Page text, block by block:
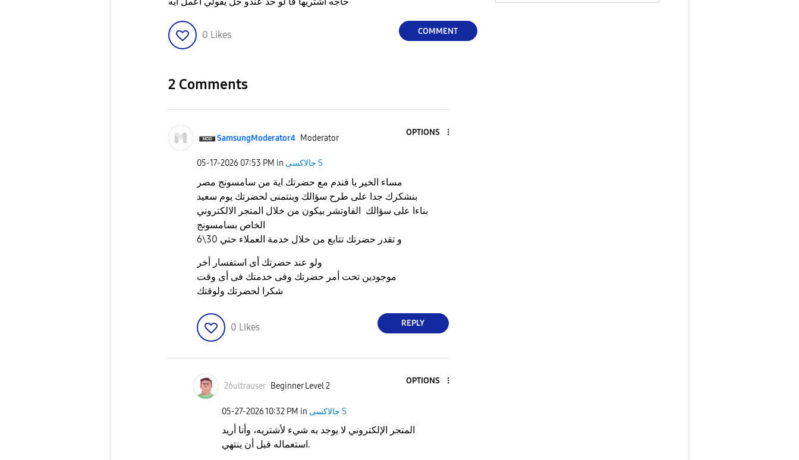
0 Likes COMMENT
2 Comments
SamsungModerator4 Moderator
OPTIONS
‎05-17-2026 07:53 PM in جالاكسى S
مساء الخير يا فندم مع حضرتك اية من سامسونج مصر
بنشكرك جدا على طرح سؤالك وبنتمنى لحضرتك يوم سعيد
بناءا على سؤالك الفاوتشر بيكون من خلال المتجر الالكتروني
الخاص بسامسونج
و تقدر حضرتك تتابع من خلال خدمة العملاء حتي 30\6
ولو عند حضرتك أى استفسار أخر
موجودين تحت أمر حضرتك وفى خدمتك فى أى وقت
شكرا لحضرتك ولوقتك
0 Likes REPLY
26ultrauser Beginner Level 2
OPTIONS
‎05-27-202610:32 PM in جالاكسى S
المتجر الإلكتروني لا يوجد به شيء لأشتريه، وأنا أريد
استعماله قبل أن ينتهي.